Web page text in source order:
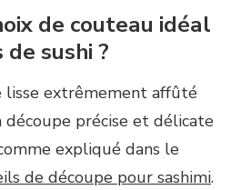
de couteau idéal
sushi ?
lisse extrêmement affûté
précise et délicate
expliqué dans le
de découpe pour sashimi.